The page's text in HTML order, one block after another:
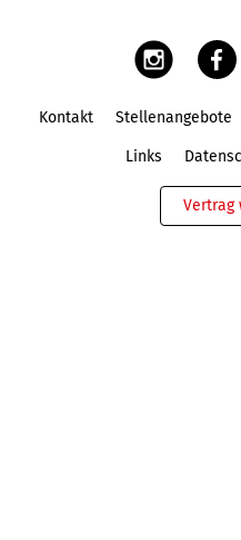
Kontakt Stellenangebote
Links
Vertrag